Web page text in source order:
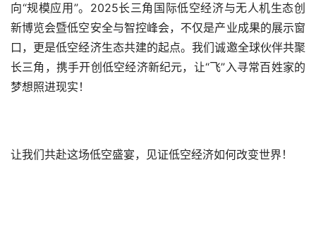
向“规模应用”。2025长三角国际低空经济与无人机生态创
新博览会暨低空安全与智控峰会，不仅是产业成果的展示窗
口，更是低空经济生态共建的起点。我们诚邀全球伙伴共聚
长三角，携手开创低空经济新纪元，让“飞”入寻常百姓家的
梦想照进现实！
让我们共赴这场低空盛宴，见证低空经济如何改变世界！